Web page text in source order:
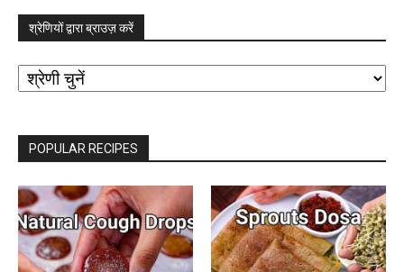
श्रेणियों द्वारा ब्राउज़ करें
श्रेणियों
द्वारा
ब्राउज़
POPULAR RECIPES